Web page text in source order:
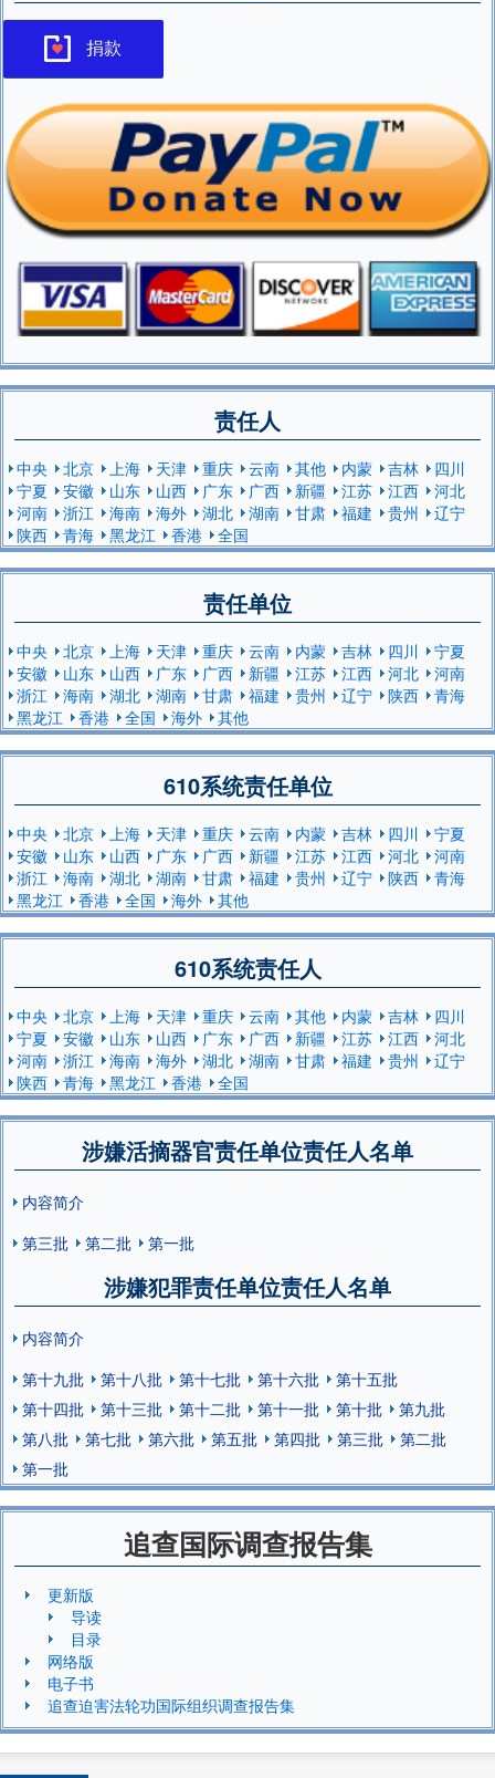
捐款
责任人
中央 北京 上海 天津 重庆 云南 其他 内蒙 吉林
四川
宁夏
安徽 山东 山西 广东 广西 新疆 江苏 江西
河北
河南
浙江 海南 海外 湖北 湖南 甘肃 福建 贵州
辽宁
陕西
青海 黑龙江 香港 全国
责任单位
中央 北京 上海 天津 重庆 云南 内蒙 吉林 四川
宁夏
安徽
山东 山西 广东 广西 新疆 江苏 江西 河北
河南
浙江
海南 湖北 湖南 甘肃 福建 贵州 辽宁 陕西
青海
黑龙江
香港 全国 海外 其他
610系统责任单位
中央 北京 上海 天津 重庆 云南 内蒙 吉林 四川
宁夏
安徽
山东 山西 广东 广西 新疆 江苏 江西 河北
河南
浙江
海南 湖北 湖南 甘肃 福建 贵州 辽宁 陕西
青海
黑龙江
香港 全国 海外 其他
610系统责任人
中央 北京 上海 天津 重庆 云南 其他 内蒙 吉林
四川
宁夏
安徽 山东 山西 广东 广西 新疆 江苏 江西
河北
河南
浙江 海南 海外 湖北 湖南 甘肃 福建 贵州
辽宁
陕西
青海 黑龙江 香港 全国
涉嫌活摘器官责任单位责任人名单
内容简介
第三批
第二批 第一批
涉嫌犯罪责任单位责任人名单
内容简介
第十九批
第十八批 第十七批 第十六批
第十五批
第十四批
第十三批 第十二批 第十一批 第十批
第九批
第八批
第七批 第六批 第五批 第四批 第三批
第二批
第一批
追查国际调查报告集
更新版
导读
目录
网络版
电子书
追查迫害法轮功国际组织调查报告集